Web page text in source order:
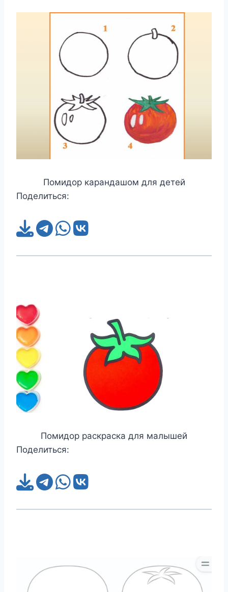
Помидор карандашом для детей
Поделиться:
Помидор раскраска для малышей
Поделиться: